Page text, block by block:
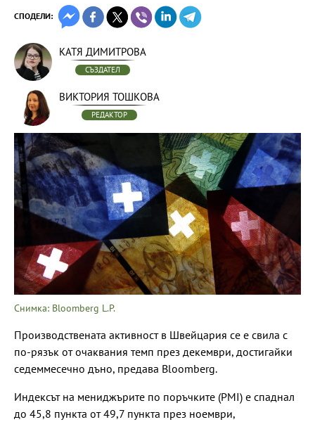
СПОДЕЛИ:
КАТЯ ДИМИТРОВА
СЪЗДАТЕЛ
ВИКТОРИЯ ТОШКОВА
РЕДАКТОР
Снимка: Bloomberg L.P.
Производствената активност в Швейцария се е свила с
по-рязък от очаквания темп през декември, достигайки
седеммесечно дъно, предава Bloomberg.
Индексът на мениджърите по поръчките (PMI) е спаднал
до 45,8 пункта от 49,7 пункта през ноември,